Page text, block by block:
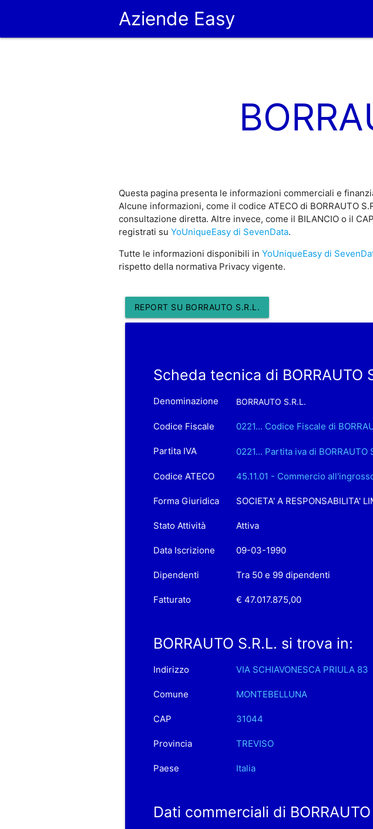
Aziende Easy
Questa pagina presenta le informazioni commerciali e
Alcune informazioni, come il codice ATECO di BORRAUTO
consultazione diretta. Altre invece, come il BILANCIO o il
registrati su YoUniqueEasy di SevenData.
Tutte le informazioni disponibili in YoUniqueEasy di
rispetto della normativa Privacy vigente.
REPORT SU BORRAUTO S.R.L.
Scheda tecnica di BORRAUTO
Denominazione BORRAUTO S.R.L.
Codice Fiscale 0221... Codice Fiscale di
Partita IVA 0221... Partita iva di BORRAUTO
Codice ATECO 45.11.01 - Commercio
Forma Giuridica SOCIETA' A RESPONSABILITA'
Stato Attività Attiva
Data Iscrizione 09-03-1990
Dipendenti Tra 50 e 99 dipendenti
Fatturato € 47.017.875,00
BORRAUTO S.R.L. si trova in:
Indirizzo VIA SCHIAVONESCA PRIULA 83
Comune MONTEBELLUNA
CAP 31044
Provincia TREVISO
Paese Italia
Dati commerciali di BORRAUTO